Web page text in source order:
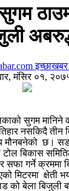
इच्छाखबर
मंसिर ०१,
सुगम मानिने
तिहार नसकिदै
मौनबनेको छ।
टोल बिकास
सफा गर्ने क्रममा
मिटरमा क्षेती
को बेला बिजुली